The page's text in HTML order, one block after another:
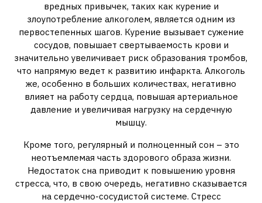
вредных привычек, таких как курение и
злоупотребление алкоголем, является одним из
первостепенных шагов. Курение вызывает сужение
сосудов, повышает свертываемость крови и
значительно увеличивает риск образования тромбов,
что напрямую ведет к развитию инфаркта. Алкоголь
же, особенно в больших количествах, негативно
влияет на работу сердца, повышая артериальное
давление и увеличивая нагрузку на сердечную
мышцу.
Кроме того, регулярный и полноценный сон – это
неотъемлемая часть здорового образа жизни.
Недостаток сна приводит к повышению уровня
стресса, что, в свою очередь, негативно сказывается
на сердечно-сосудистой системе. Стресс